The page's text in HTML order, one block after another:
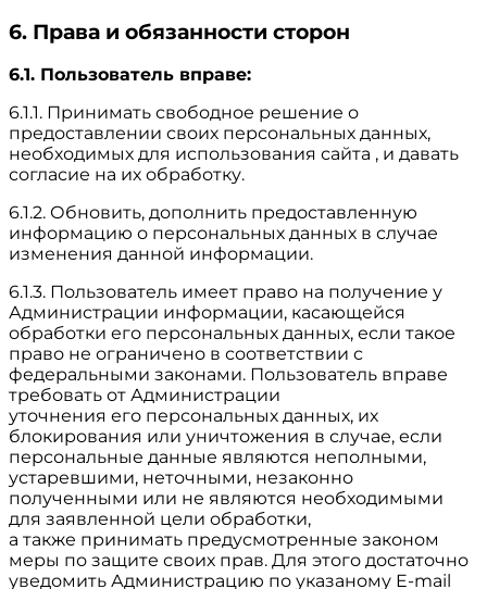
6. Права и обязанности сторон
6.1. Пользователь вправе:
6.1.1. Принимать свободное решение о
предоставлении своих персональных данных,
необходимых для использования сайта , и давать
согласие на их обработку.
6.1.2. Обновить, дополнить предоставленную
информацию о персональных данных в случае
изменения данной информации.
6.1.3. Пользователь имеет право на получение у
Администрации информации, касающейся
обработки его персональных данных, если такое
право не ограничено в соответствии с
федеральными законами. Пользователь вправе
требовать от Администрации
уточнения его персональных данных, их
блокирования или уничтожения в случае, если
персональные данные являются неполными,
устаревшими, неточными, незаконно
полученными или не являются необходимыми
для заявленной цели обработки,
а также принимать предусмотренные законом
меры по защите своих прав. Для этого достаточно
уведомить Администрацию по указаному E-mail